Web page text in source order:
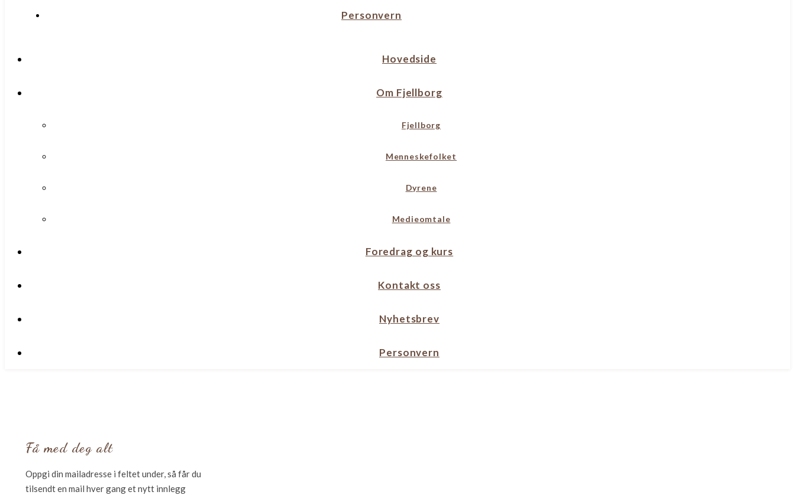
Personvern
Hovedside
Om Fjellborg
Fjellborg
Menneskefolket
Dyrene
Medieomtale
Foredrag og kurs
Kontakt oss
Nyhetsbrev
Personvern
Få med deg alt
Oppgi din mailadresse i feltet under, så får du
tilsendt en mail hver gang et nytt innlegg